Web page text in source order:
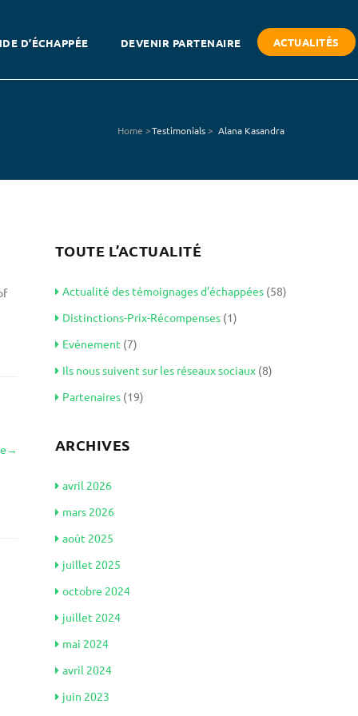
D’ÉCHAPPÉE DEVENIR PARTENAIRE ACTUALITÉS
Home >Testimonials> Alana Kasandra
→
TOUTE L’ACTUALITÉ
Actualité des témoignages d’échappées(58)
Distinctions-Prix-Récompenses(1)
Evénement (7)
Ils nous suivent sur les réseaux sociaux(8)
Partenaires(19)
ARCHIVES
avril 2026
mars 2026
août 2025
juillet 2025
octobre 2024
juillet 2024
mai 2024
avril 2024
juin 2023